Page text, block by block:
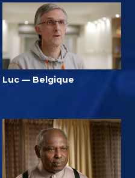
Luc — Belgique